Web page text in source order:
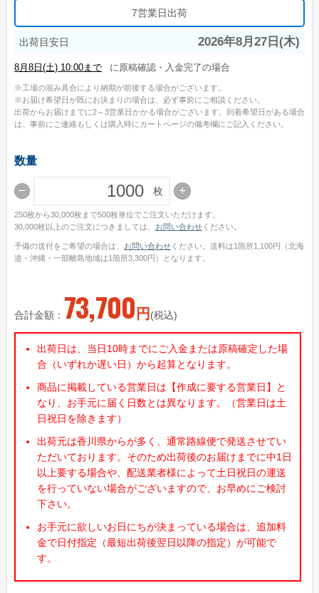
お問い合わせ
お問い合わせフォーム
サンプル請求フォーム
見積請求フォーム
ご利用ガイド
初めてのお客様
ご注文の流れ
完全データ入稿(ai形式)について
WEBデザインメーカーについて
かんたん名入れ注文について
納期について
お支払いについて
返品・交換・キャンセルについて
よくあるご質問
お役立ちブログ
特集で探す
ビジネス向け特集
物件情報関係
大学法人・専門学校
飲食店集客用
合計金額： 73,700 円 (税込)
出荷日は、当日10時までにご入金または原稿確定した場
合（いずれか遅い日）から起算となります。
商品に掲載している営業日は【作成に要する営業日】と
なり、お手元に届く日数とは異なります。（営業日は土
日祝日を除きます）
出荷元は香川県からが多く、通常路線便で発送させてい
ただいております。そのため出荷後のお届けまでに中1日
以上要する場合や、配送業者様によって土日祝日の運送
を行っていない場合がございますので、お早めにご検討
下さい。
お手元に欲しいお日にちが決まっている場合は、追加料
金で日付指定（最短出荷後翌日以降の指定）が可能で
す。
7営業日出荷
出荷目安日 2026年8月27日(木)
に原稿確認・入金完了の場合
工場の混み具合により納期が前後する場合がございます。
お届け希望日が既にお決まりの場合は、必ず事前にご相談ください。
出荷からお届けまでに2～3営業日かかる場合がございます。到着希望日がある場合
は、事前にご連絡もしくは購入時にカートページの備考欄にご記入ください。
数量
枚
250枚から30,000枚まで500枚単位でご注文いただけます。
30,000枚以上のご注文につきましては、 お問い合わせ ください。
予備の送付をご希望の場合は、 お問い合わせ ください。送料は1箇所1,100円（北海
道・沖縄・一部離島地域は1箇所3,300円）となります。